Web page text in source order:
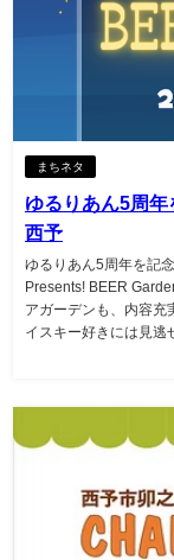
まちネタ
ゆるりあん5周
西予
ゆるりあん5周年を記
Presents! BEER
アガーデンも、内容充
イスキー好きには見逃